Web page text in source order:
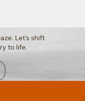
Let's shift
to life.